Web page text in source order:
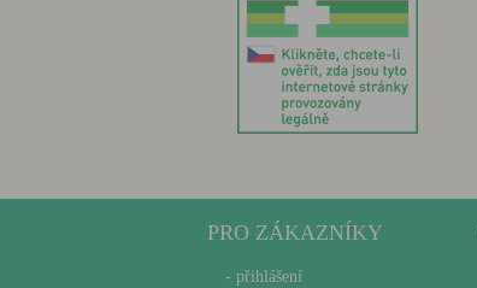
PRO ZÁKAZNÍKY
- přihlášení